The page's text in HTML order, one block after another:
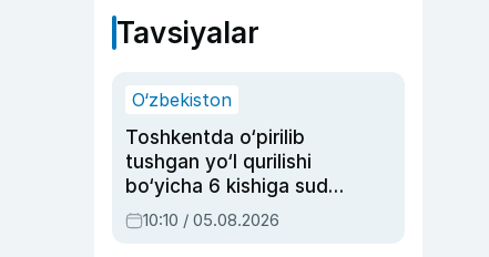
Tavsiyalar
O‘zbekiston
Toshkentda o‘pirilib
tushgan yo‘l qurilishi
bo‘yicha 6 kishiga sud
hukmi o‘qildi
10:10 / 05.08.2026